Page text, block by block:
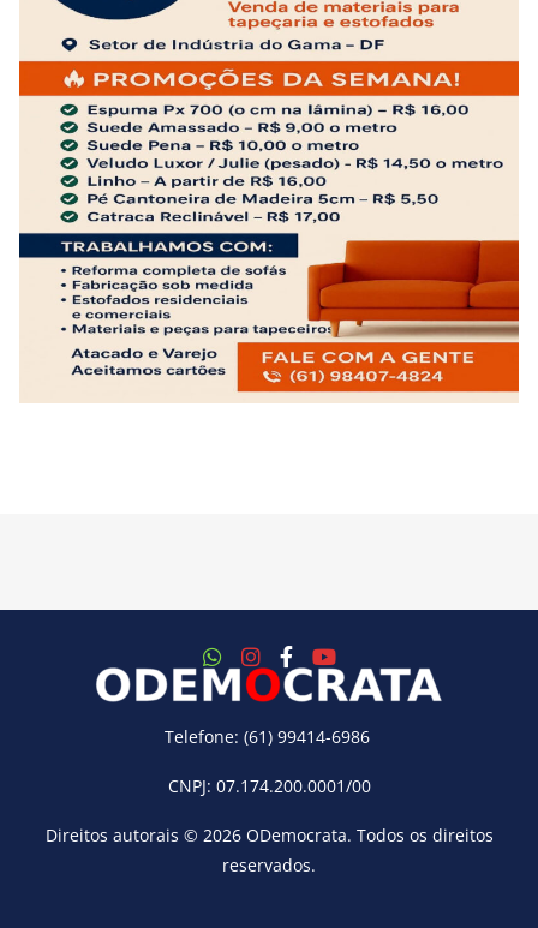
Telefone: (61) 99414-6986
CNPJ: 07.174.200.0001/00
Direitos autorais © 2026 ODemocrata. Todos os direitos
reservados.